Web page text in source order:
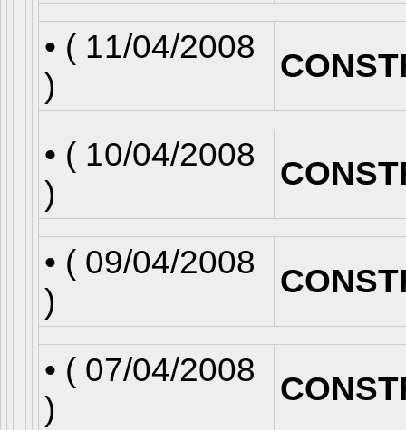
• ( 11/04/2008
)
• ( 10/04/2008
)
• ( 09/04/2008
)
• ( 07/04/2008
)